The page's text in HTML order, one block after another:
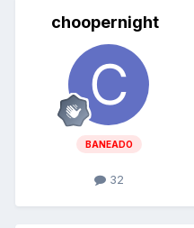
choopernight
BANEADO
32